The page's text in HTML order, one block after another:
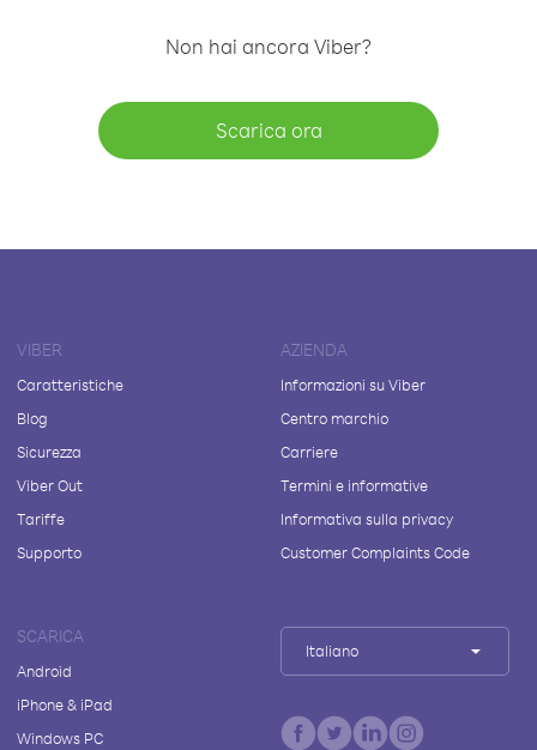
Non hai ancora Viber?
Scarica ora
VIBER
Caratteristiche
Blog
Sicurezza
Viber Out
Tariffe
Supporto
AZIENDA
Informazioni su Viber
Centro marchio
Carriere
Termini e informative
Informativa sulla privacy
Customer Complaints Code
SCARICA
Android
iPhone & iPad
Windows PC
Italiano